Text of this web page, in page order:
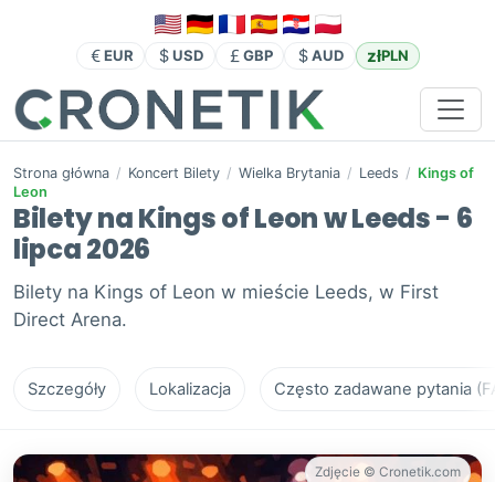
EUR USD GBP AUD złPLN
Strona główna / Koncert Bilety / Wielka Brytania / Leeds / Kings of
Leon
Bilety na Kings of Leon w Leeds - 6
lipca 2026
Bilety na Kings of Leon w mieście Leeds, w First
Direct Arena.
Szczegóły Lokalizacja Często zadawane pytania
Zdjęcie © Cronetik.com